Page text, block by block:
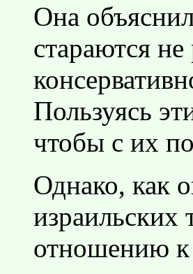
Она
стараются не
Пользуясь
чтобы с их
Однако, как
израильских
отношению